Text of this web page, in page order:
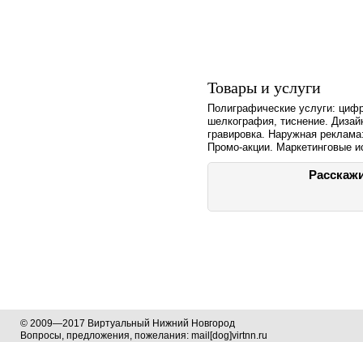
Товары и услуги
Полиграфические услуги:
шелкография, тиснение.
гравировка. Наружная
Промо-акции. Маркетинговые
© 2009—2017 Виртуальный Нижний Новгород
Вопросы, предложения, пожелания: mail[dog]virtnn.ru